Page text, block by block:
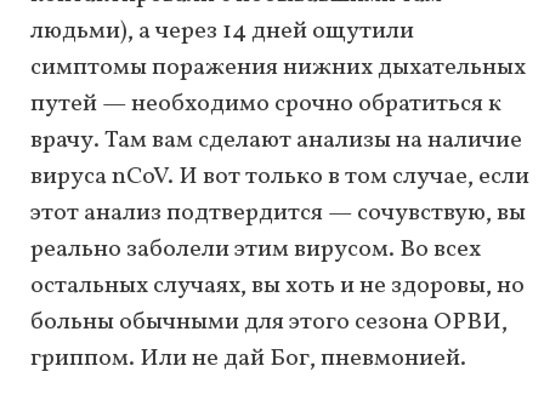
людьми), а через 14 дней ощутили
симптомы поражения нижних дыхательных
путей — необходимо срочно обратиться к
врачу. Там вам сделают анализы на наличие
вируса nCoV. И вот только в том случае, если
этот анализ подтвердится — сочувствую, вы
реально заболели этим вирусом. Во всех
остальных случаях, вы хоть и не здоровы, но
больны обычными для этого сезона ОРВИ,
гриппом. Или не дай Бог, пневмонией.